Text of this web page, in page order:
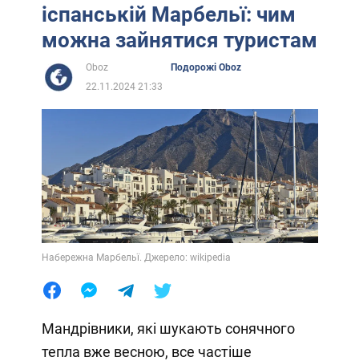
іспанській Марбельї: чим
можна зайнятися туристам
Oboz
Подорожі Oboz
22.11.2024 21:33
Набережна Марбельї. Джерело: wikipedia
Мандрівники, які шукають сонячного
тепла вже весною, все частіше